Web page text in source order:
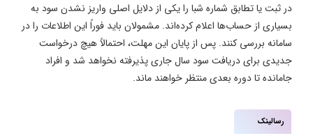
در ثبت یا تطابق شماره شبا را یکی از دلایل اصلی واریز نشدن سود به
بسیاری از حساب‌ها اعلام کرده‌اند. مشمولان باید فوراً این اطلاعات را در
سامانه بررسی کنند. پس از پایان این مهلت، احتمالاً هیچ درخواست
جدیدی برای دریافت سود سال جاری پذیرفته نخواهد شد و افراد
جامانده تا دوره بعدی منتظر خواهند ماند.
رسالینک